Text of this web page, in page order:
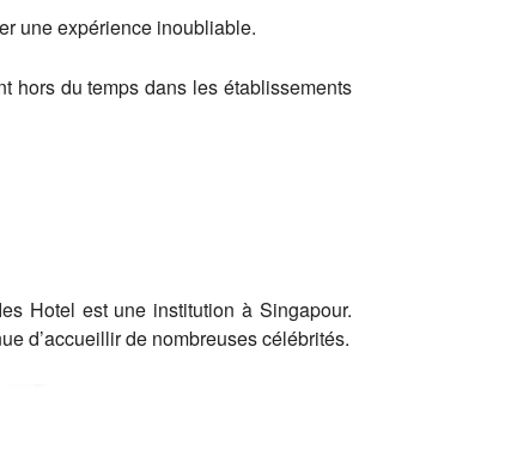
une expérience inoubliable.
hors du temps dans les établissements
Hotel est une institution à Singapour.
d’accueillir de nombreuses célébrités.